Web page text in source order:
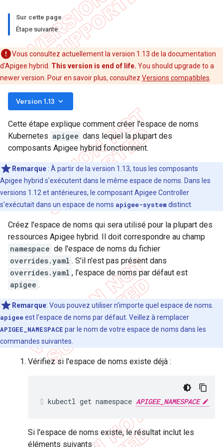
Sur cette page
Étape suivante
Vous consultez actuellement la version 1.13 de la documentation
d'Apigee hybrid. This version is end of life. You should upgrade to a
newer version. Pour en savoir plus, consultez Versions compatibles
Version 1.13 keyboard_arrow_down
Cette étape explique comment créer l'espace de noms
Kubernetes apigee dans lequel la plupart des
composants Apigee hybrid fonctionnent.
Remarque : À partir de la version 1.13, tous les composants
Apigee hybrid s'exécutent dans le même espace de noms. Dans les
versions 1.12 et antérieures, le composant Apigee Controller
s'exécutait dans un espace de noms apigee-systemdistinct.
Créez l'espace de noms qui sera utilisé pour la plupart des
ressources Apigee hybrid. Il doit correspondre au champ
namespace de l'espace de noms du fichier
overrides.yaml . S'il n'est pas présent dans
overrides.yaml , l'espace de noms par défaut est
apigee .
Remarque: Vous pouvez utiliser n'importe quel espace de noms.
apigeeest l'espace de noms par défaut. Veillez à remplacer
APIGEE_NAMESPACE par le nom de votre espace de noms dans les
commandes suivantes.
Vérifiez si l'espace de noms existe déjà :
kubectl get namespace APIGEE_NAMESPACE
Si l'espace de noms existe, le résultat inclut les
éléments suivants :